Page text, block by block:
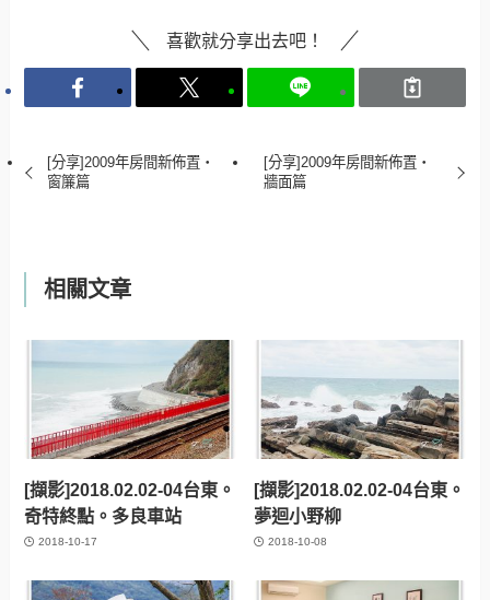
喜歡就分享出去吧！
[分享]2009年房間新佈置‧
窗簾篇
[分享]2009年房間新佈置‧
牆面篇
相關文章
[擷影]2018.02.02-04台東。
奇特終點。多良車站
2018-10-17
[擷影]2018.02.02-04台東。
夢迴小野柳
2018-10-08